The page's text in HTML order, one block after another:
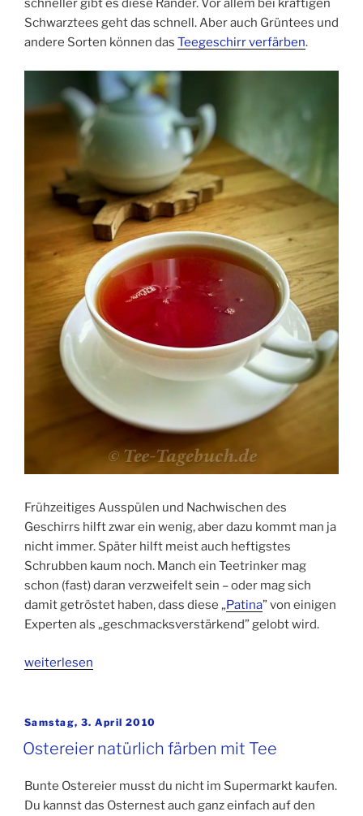
schneller gibt es diese Ränder. Vor allem bei kräftigen
Schwarztees geht das schnell. Aber auch Grüntees und
andere Sorten können das Teegeschirr verfärben.
Frühzeitiges Ausspülen und Nachwischen des
Geschirrs hilft zwar ein wenig, aber dazu kommt man ja
nicht immer. Später hilft meist auch heftigstes
Schrubben kaum noch. Manch ein Teetrinker mag
schon (fast) daran verzweifelt sein – oder mag sich
damit getröstet haben, dass diese „Patina” von einigen
Experten als „geschmacksverstärkend” gelobt wird.
„Hausmittel
Teeränder“
weiterlesen
Veröffentlicht
Samstag, 3. April 2010
Ostereier natürlich färben mit Tee
Bunte Ostereier musst du nicht im Supermarkt kaufen.
Du kannst das Osternest auch ganz einfach auf den